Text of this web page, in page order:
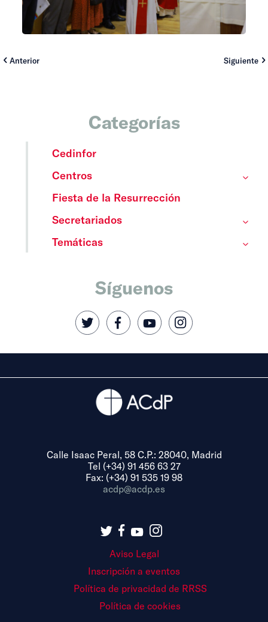
Anterior Siguiente
Categorías
Cedinfor
Centros
Fiesta de la Resurrección
Secretariados
Temáticas
Síguenos
Calle Isaac Peral, 58 C.P.: 28040, Madrid
Tel (+34) 91 456 63 27
Fax: (+34) 91 535 19 98
acdp@acdp.es
Aviso Legal
Inscripción a eventos
Política de privacidad de RRSS
Política de cookies